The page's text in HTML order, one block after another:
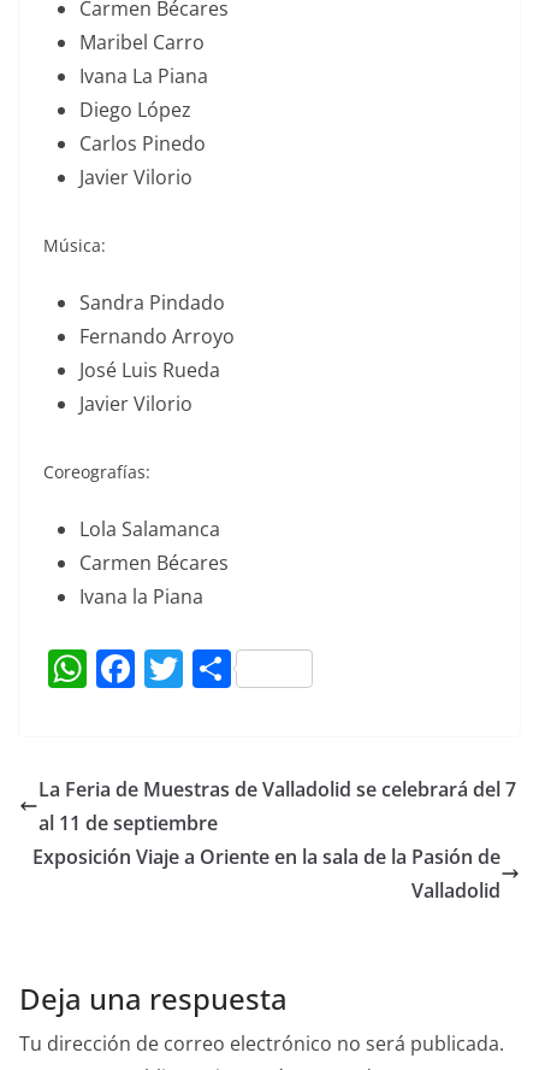
Carmen Bécares
Maribel Carro
Ivana La Piana
Diego López
Carlos Pinedo
Javier Vilorio
Música:
Sandra Pindado
Fernando Arroyo
José Luis Rueda
Javier Vilorio
Coreografías:
Lola Salamanca
Carmen Bécares
Ivana la Piana
W
s
A
p
F
e
b
o
T
er
C
p
tir
La Feria de Muestras de Valladolid se celebrará del 7
al 11 de septiembre
Exposición Viaje a Oriente en la sala de la Pasión de
Valladolid
Deja una respuesta
Tu dirección de correo electrónico no será publicada.